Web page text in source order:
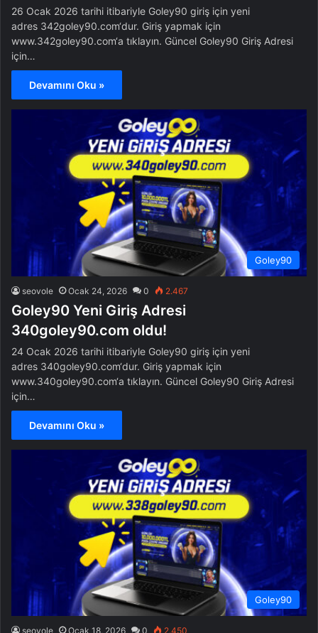
26 Ocak 2026 tarihi itibariyle Goley90 giriş için yeni
adres 342goley90.com‘dur. Giriş yapmak için
www.342goley90.com‘a tıklayın. Güncel Goley90 Giriş Adresi
için…
Devamını Oku »
Goley90
seovole Ocak 24, 2026 0 2.467
Goley90 Yeni Giriş Adresi
340goley90.com oldu!
24 Ocak 2026 tarihi itibariyle Goley90 giriş için yeni
adres 340goley90.com‘dur. Giriş yapmak için
www.340goley90.com‘a tıklayın. Güncel Goley90 Giriş Adresi
için…
Devamını Oku »
Goley90
seovole Ocak 18, 2026 0 2.450